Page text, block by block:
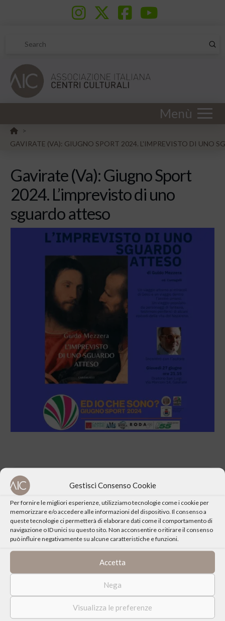
Gestisci Consenso Cookie
Per fornire le migliori esperienze, utilizziamo tecnologie come i cookie per
memorizzare e/o accedere alle informazioni del dispositivo. Il consenso a
queste tecnologie ci permetterà di elaborare dati come il comportamento di
navigazione o ID unici su questo sito. Non acconsentire o ritirare il consenso
può influire negativamente su alcune caratteristiche e funzioni.
Accetta
Nega
Visualizza le preferenze
Search
Menù
HOME
>
GAVIRATE (VA): GIUGNO SPORT 2024. L'IMPREVISTO DI UNO
Gavirate (Va): Giugno Sport
2024. L’imprevisto di uno
sguardo atteso